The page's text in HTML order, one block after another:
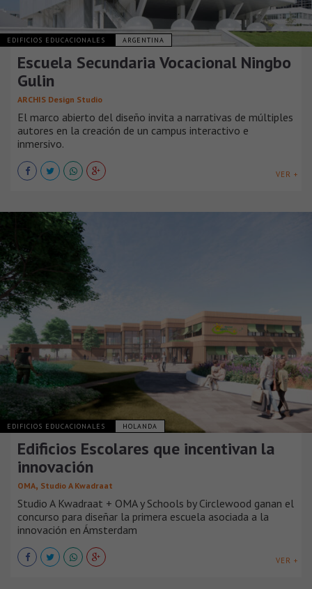
EDIFICIOS EDUCACIONALES ARGENTINA
Escuela Secundaria Vocacional Ningbo
Gulin
ARCHIS Design Studio
El marco abierto del diseño invita a narrativas de múltiples
autores en la creación de un campus interactivo e
inmersivo.
VER +
EDIFICIOS EDUCACIONALES HOLANDA
Edificios Escolares que incentivan la
innovación
OMA, Studio A Kwadraat
Studio A Kwadraat + OMA y Schools by Circlewood ganan el
concurso para diseñar la primera escuela asociada a la
innovación en Ámsterdam
VER +